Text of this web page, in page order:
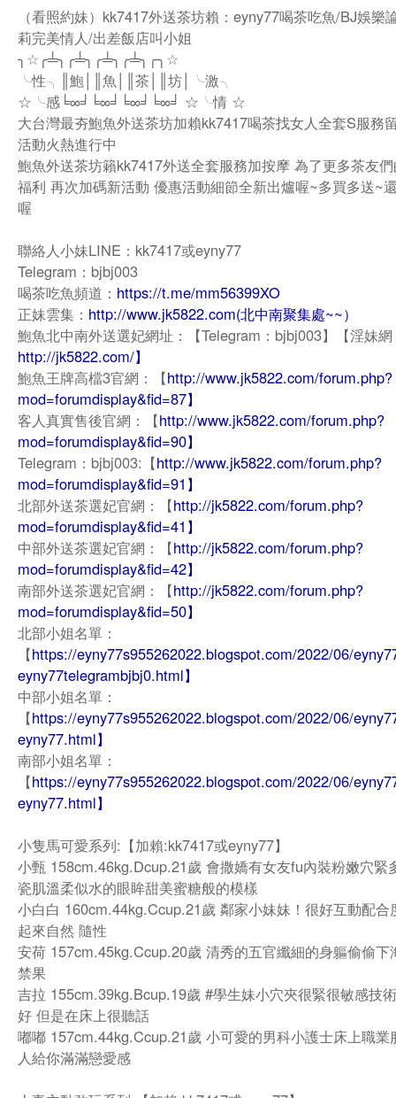
（看照約妹）kk7417外送茶坊賴：eyny77喝茶吃魚/BJ娛樂
莉完美情人/出差飯店叫小姐
╮☆╭╧╮╭╧╮╭╧╮╭╧╮╭╮☆
╰性╮║鮑│║魚│║茶│║坊│╰激╮
☆╰感╘∞╛╘∞╛╘∞╛╘∞╛ ☆╰情 ☆
大台灣最夯鮑魚外送茶坊加賴kk7417喝茶找女人全套S服務
活動火熱進行中
鮑魚外送茶坊籟kk7417外送全套服務加按摩 為了更多茶友
福利 再次加碼新活動 優惠活動細節全新出爐喔~多買多送~
喔
聯絡人小妹LINE：kk7417或eyny77
Telegram：bjbj003
喝茶吃魚頻道： https://t.me/mm56399XO
正妹雲集： http://www.jk5822.com(北中南聚集處~~）
鮑魚北中南外送選妃網址：【Telegram：bjbj003】【淫妹
http://jk5822.com/】
鮑魚王牌高檔3官網：【http://www.jk5822.com/forum.php?
mod=forumdisplay&fid=87】
客人真實售後官網：【http://www.jk5822.com/forum.php?
mod=forumdisplay&fid=90】
Telegram：bjbj003:【http://www.jk5822.com/forum.php?
mod=forumdisplay&fid=91】
北部外送茶選妃官網：【http://jk5822.com/forum.php?
mod=forumdisplay&fid=41】
中部外送茶選妃官網：【http://jk5822.com/forum.php?
mod=forumdisplay&fid=42】
南部外送茶選妃官網：【http://jk5822.com/forum.php?
mod=forumdisplay&fid=50】
北部小姐名單：
【https://eyny77s955262022.blogspot.com/2022/06/
eyny77telegrambjbj0.html】
中部小姐名單：
【https://eyny77s955262022.blogspot.com/2022/06/
eyny77.html】
南部小姐名單：
【https://eyny77s955262022.blogspot.com/2022/06/
eyny77.html】
小隻馬可愛系列:【加賴:kk7417或eyny77】
小甄 158cm.46kg.Dcup.21歲 會撒嬌有女友fu內裝粉嫩穴緊
瓷肌溫柔似水的眼眸甜美蜜糖般的模樣
小白白 160cm.44kg.Ccup.21歲 鄰家小妹妹！很好互動配合
起來自然 隨性
安荷 157cm.45kg.Ccup.20歲 清秀的五官纖細的身軀偷偷下
禁果
吉拉 155cm.39kg.Bcup.19歲 #學生妹小穴夾很緊很敏感技
好 但是在床上很聽話
嘟嘟 157cm.44kg.Ccup.21歲 小可愛的男科小護士床上職業
人給你滿滿戀愛感